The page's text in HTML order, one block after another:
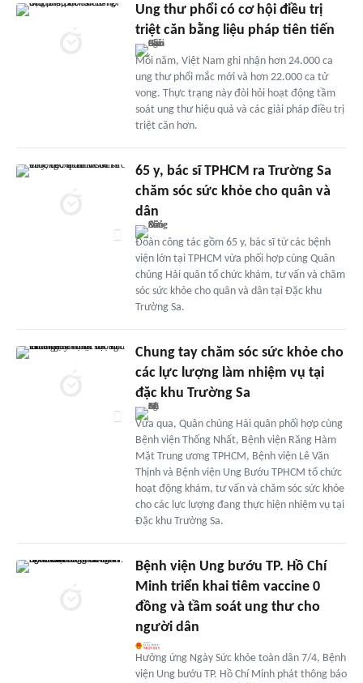
Ung thư phổi có cơ hội điều trị
triệt căn bằng liệu pháp tiên tiến
Mỗi năm, Việt Nam ghi nhận hơn 24.000 ca
ung thư phổi mắc mới và hơn 22.000 ca tử
vong. Thực trạng này đòi hỏi hoạt động tầm
soát ung thư hiệu quả và các giải pháp điều trị
triệt căn hơn.
65 y, bác sĩ TPHCM ra Trường Sa
chăm sóc sức khỏe cho quân và
dân
Đoàn công tác gồm 65 y, bác sĩ từ các bệnh
viện lớn tại TPHCM vừa phối hợp cùng Quân
chủng Hải quân tổ chức khám, tư vấn và chăm
sóc sức khỏe cho quân và dân tại Đặc khu
Trường Sa.
Chung tay chăm sóc sức khỏe cho
các lực lượng làm nhiệm vụ tại
đặc khu Trường Sa
Vừa qua, Quân chủng Hải quân phối hợp cùng
Bệnh viện Thống Nhất, Bệnh viện Răng Hàm
Mặt Trung ương TPHCM, Bệnh viện Lê Văn
Thịnh và Bệnh viện Ung Bướu TPHCM tổ chức
hoạt động khám, tư vấn và chăm sóc sức khỏe
cho các lực lượng đang thực hiện nhiệm vụ tại
Đặc khu Trường Sa.
Bệnh viện Ung bướu TP. Hồ Chí
Minh triển khai tiêm vaccine 0
đồng và tầm soát ung thư cho
người dân
Hưởng ứng Ngày Sức khỏe toàn dân 7/4, Bệnh
viện Ung bướu TP. Hồ Chí Minh phát thông báo